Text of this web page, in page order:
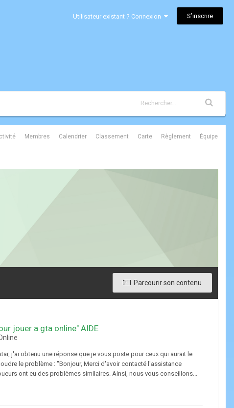
Utilisateur existant ? Connexion S’inscrire
Membres Calendrier Classement Carte Règlement Équipe
Parcourir son contenu
jouer a gta online" AIDE
j'ai obtenu une réponse que je vous poste pour ceux qui aurait le
le problème : "Bonjour, Merci d'avoir contacté l'assistance
ont eu des problèmes similaires. Ainsi, nous vous conseillons...